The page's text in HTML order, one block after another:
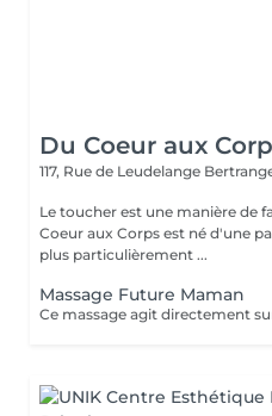
Du Coeur aux
117, Rue de Leudelange
Le toucher est une manière de
Coeur aux Corps est né d'une
plus particulièrement ...
Massage Future Maman